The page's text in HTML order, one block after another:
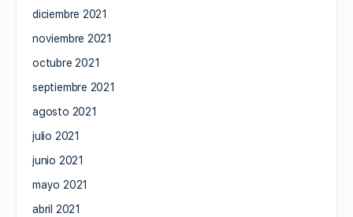
diciembre 2021
noviembre 2021
octubre 2021
septiembre 2021
agosto 2021
julio 2021
junio 2021
mayo 2021
abril 2021